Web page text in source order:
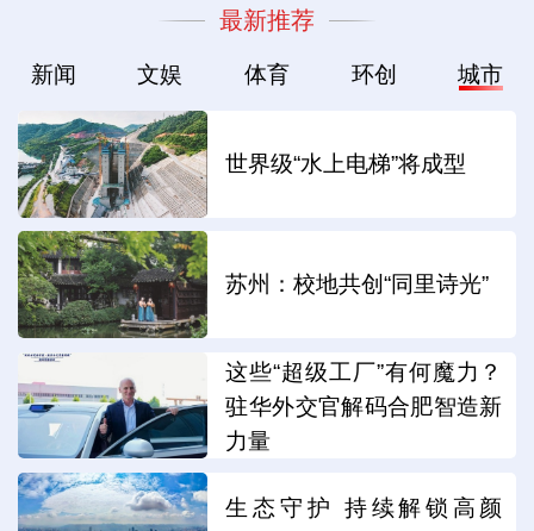
最新推荐
新闻 文娱 体育 环创 城市
世界级“水上电梯”将成型
苏州：校地共创“同里诗光”
这些“超级工厂”有何魔力？
驻华外交官解码合肥智造新
力量
生态守护 持续解锁高颜